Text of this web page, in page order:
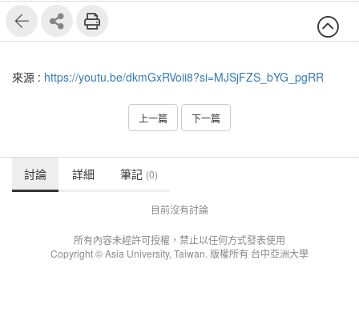
來源 : https://youtu.be/dkmGxRVoii8?si=MJSjFZS_bYG_pgRR
上一篇 下一篇
討論 詳細 筆記 (0)
目前沒有討論
所有內容未經許可授權，禁止以任何方式發表使用
Copyright © Asia University, Taiwan. 版權所有 台中亞洲大學